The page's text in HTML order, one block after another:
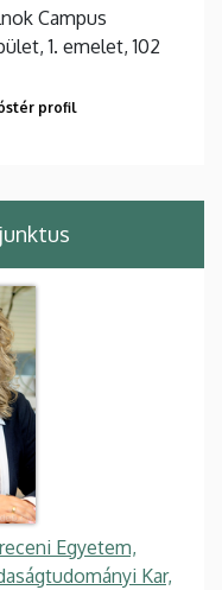
Campus
1. emelet, 102
profil
Egyetem,
Kar,